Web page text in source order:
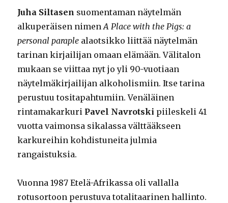
Juha Siltasen suomentaman näytelmän
alkuperäisen nimenA Place with the Pigs: a
personal paraple alaotsikko liittää näytelmän
tarinan kirjailijan omaan elämään. Välitalon
mukaan se viittaa nyt jo yli 90-vuotiaan
näytelmäkirjailijan alkoholismiin. Itse tarina
perustuu tositapahtumiin. Venäläinen
rintamakarkuri Pavel Navrotski piileskeli 41
vuotta vaimonsa sikalassa välttääkseen
karkureihin kohdistuneita julmia
rangaistuksia.
Vuonna 1987 Etelä-Afrikassa oli vallalla
rotusortoon perustuva totalitaarinen hallinto.